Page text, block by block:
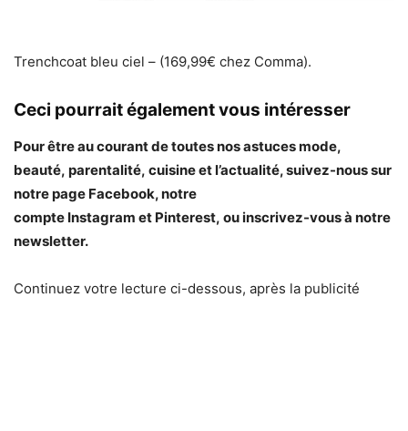
Trenchcoat bleu ciel – (169,99€ chez Comma).
Ceci pourrait également vous intéresser
Pour être au courant de toutes nos astuces mode,
beauté, parentalité, cuisine et l’actualité, suivez-nous sur
notre page Facebook, notre
compte Instagram et Pinterest, ou inscrivez-vous à notre
newsletter.
Continuez votre lecture ci-dessous, après la publicité